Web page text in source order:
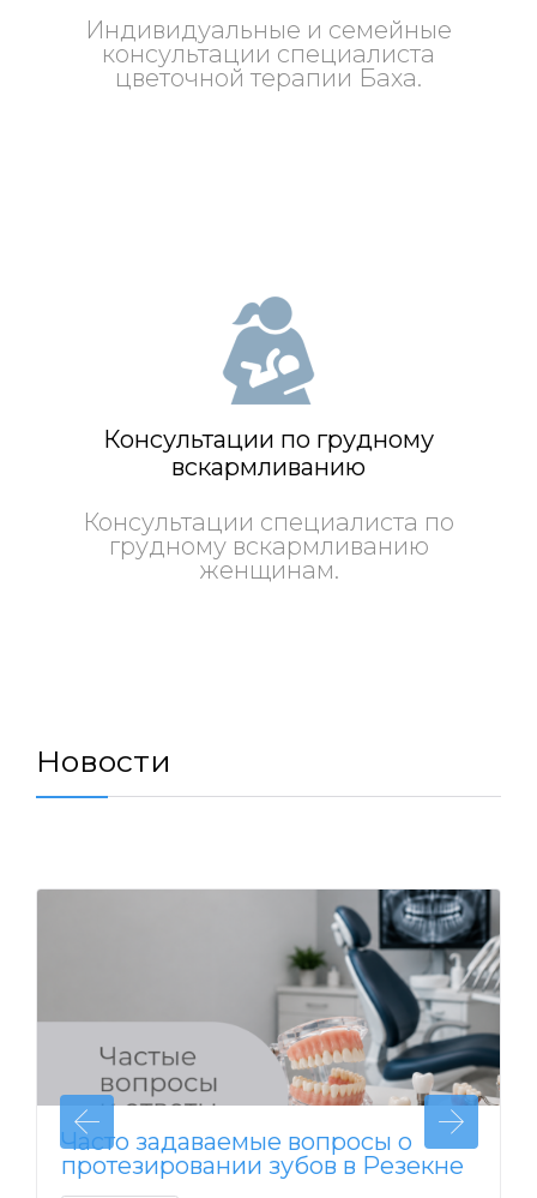
Индивидуальные и семейные
консультации специалиста
цветочной терапии Баха.
Консультации по грудному
вскармливанию
Консультации специалиста по
грудному вскармливанию
женщинам.
Новости
Часто задаваемые вопросы о
протезировании зубов в Резекне